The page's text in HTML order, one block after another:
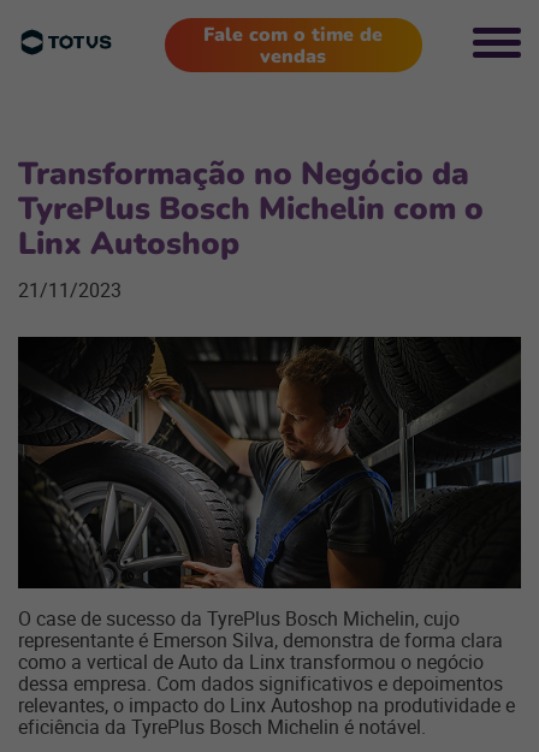
Fale com o time de
vendas
Transformação no Negócio da
TyrePlus Bosch Michelin com o
Linx Autoshop
21/11/2023
O case de sucesso da TyrePlus Bosch Michelin, cujo
representante é Emerson Silva, demonstra de forma clara
como a vertical de Auto da Linx transformou o negócio
dessa empresa. Com dados significativos e depoimentos
relevantes, o impacto do Linx Autoshop na produtividade e
eficiência da TyrePlus Bosch Michelin é notável.